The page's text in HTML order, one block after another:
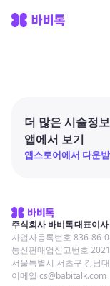
더 많은 시술정보
앱에서 보기
앱스토어에서 다운
주식회사 바비톡대표이
사업자등록번호 836-86-
통신판매업신고번호
서울특별시 서초구 강남
이메일 cs@babitalk.com